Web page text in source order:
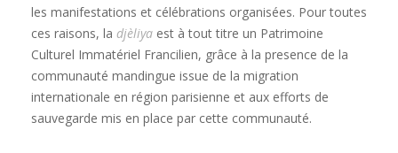
les manifestations et célébrations organisées. Pour toutes
ces raisons, la djèliya est à tout titre un Patrimoine
Culturel Immatériel Francilien, grâce à la presence de la
communauté mandingue issue de la migration
internationale en région parisienne et aux efforts de
sauvegarde mis en place par cette communauté.